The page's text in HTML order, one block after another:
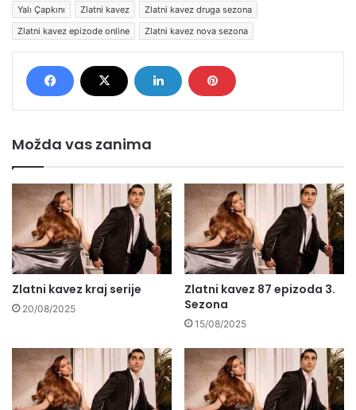
Yalı Çapkını Zlatni kavez
Zlatni kavez druga sezona
Zlatni kavez epizode online
Zlatni kavez nova sezona
Možda vas zanima
Zlatni kavez kraj serije
20/08/2025
Zlatni kavez 87 epizoda 3.
Sezona
15/08/2025